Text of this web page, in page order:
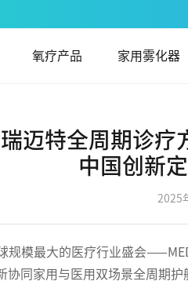
氧疗产品 家用雾化器
瑞迈特全周期诊疗
中国创新
2025
模最大的医疗行业盛会
同家用与医用双场景全周期护